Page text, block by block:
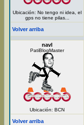
Ubicación: No tengo ni idea, el
gps no tiene pilas...
Volver arriba
navI
PatiBlogMaster
Ubicación: BCN
Volver arriba